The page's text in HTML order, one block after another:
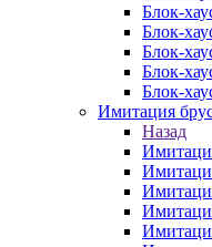
Блок-
Блок-
Блок-
Блок-
Блок-
Имитация
Назад